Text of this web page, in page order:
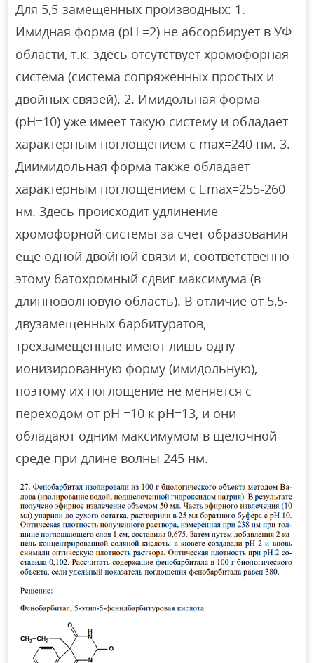
Для 5,5-замещенных производных: 1.
Имидная форма (рН =2) не абсорбирует в УФ
области, т.к. здесь отсутствует хромофорная
система (система сопряженных простых и
двойных связей). 2. Имидольная форма
(рН=10) уже имеет такую систему и обладает
характерным поглощением с mах=240 нм. 3.
Диимидольная форма также обладает
характерным поглощением с mах=255-260
нм. Здесь происходит удлинение
хромофорной системы за счет образования
еще одной двойной связи и, соответственно
этому батохромный сдвиг максимума (в
длинноволновую область). В отличие от 5,5-
двузамещенных барбитуратов,
трехзамещенные имеют лишь одну
ионизированную форму (имидольную),
поэтому их поглощение не меняется с
переходом от рН =10 к рН=13, и они
обладают одним максимумом в щелочной
среде при длине волны 245 нм.